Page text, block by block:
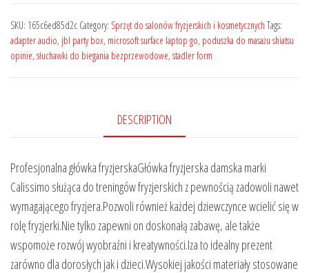
SKU: 165c6ed85d2c Category: Sprzęt do salonów fryzjerskich i kosmetycznych Tags:
adapter audio, jbl party box, microsoft surface laptop go, poduszka do masażu shiatsu
opinie, słuchawki do biegania bezprzewodowe, stadler form
DESCRIPTION
Profesjonalna główka fryzjerskaGłówka fryzjerska damska marki
Calissimo służąca do treningów fryzjerskich z pewnością zadowoli nawet
wymagającego fryzjera.Pozwoli również każdej dziewczynce wcielić się w
rolę fryzjerki.Nie tylko zapewni on doskonałą zabawę, ale także
wspomoże rozwój wyobraźni i kreatywności.Iza to idealny prezent
zarówno dla dorosłych jak i dzieci.Wysokiej jakości materiały stosowane